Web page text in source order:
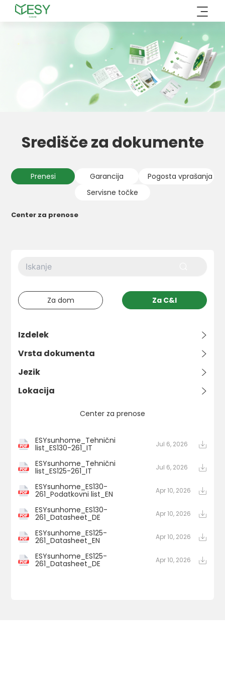
Preskoči
Središče za dokumente
Prenesi Garancija
Pogosta vprašanja
Servisne točke
Center za prenose
Za dom Za C&I
Izdelek >
Vrsta dokumenta >
Jezik >
Lokacija >
Center za prenose
ESYsunhome_Tehnični
list_ES130-261_IT Jul 6, 2026
ESYsunhome_Tehnični
list_ES125-261_IT Jul 6, 2026
ESYsunhome_ES130-
261_Podatkovni list_EN Apr 10, 2026
ESYsunhome_ES130-
261_Datasheet_DE Apr 10, 2026
ESYsunhome_ES125-
261_Datasheet_EN Apr 10, 2026
ESYsunhome_ES125-
261_Datasheet_DE Apr 10, 2026